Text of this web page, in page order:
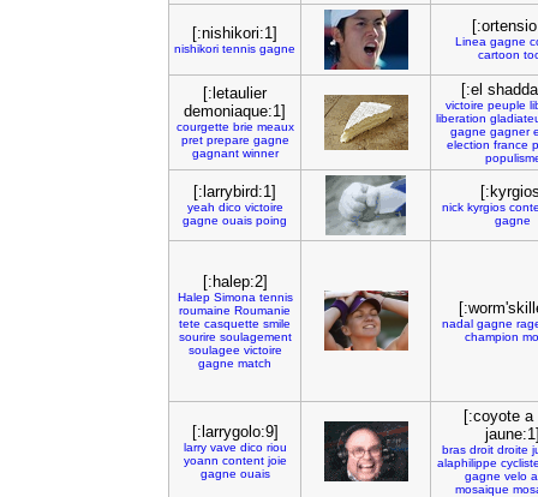
[:nishikori:1]
nishikori tennis gagne
Linea gagne
cartoon
[:letaulier
demoniaque:1]
courgette brie meaux
pret prepare gagne
gagnant winner
[:el
victoire peuple
liberation
gagne gagner
election france
[:larrybird:1]
yeah dico victoire
gagne ouais poing
nick kyrgios
gagne
[:halep:2]
Halep Simona tennis
roumaine Roumanie
tete casquette smile
sourire soulagement
soulagee victoire
gagne match
nadal gagne
champion
[:larrygolo:9]
larry vave dico riou
yoann content joie
gagne ouais
[:coyote a
bras droit droite
alaphilippe
gagne velo
mosaique